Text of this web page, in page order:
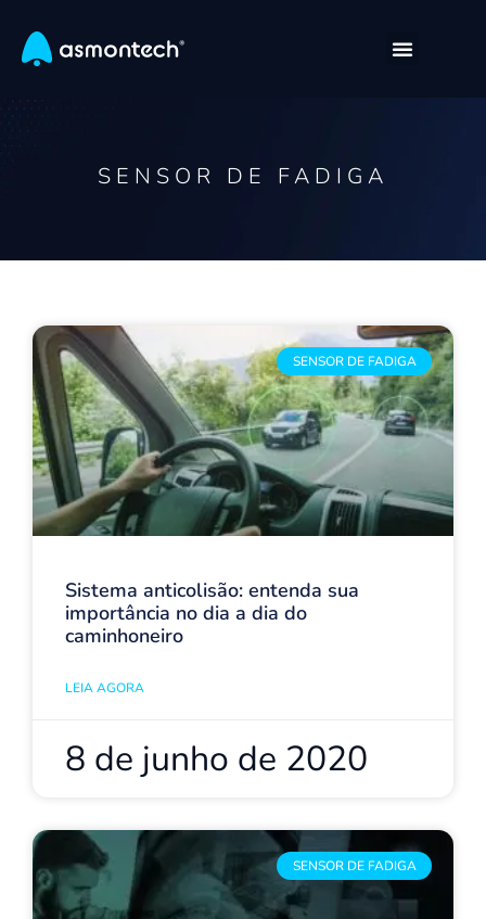
SENSOR DE FADIGA
SENSOR DE FADIGA
Sistema anticolisão: entenda sua
importância no dia a dia do
caminhoneiro
LEIA AGORA
8 de junho de 2020
SENSOR DE FADIGA